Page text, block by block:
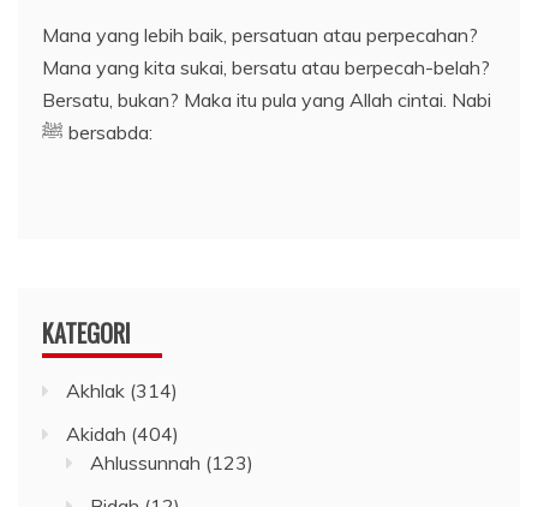
Mana yang lebih baik, persatuan atau perpecahan?
Mana yang kita sukai, bersatu atau berpecah-belah?
Bersatu, bukan? Maka itu pula yang Allah cintai. Nabi
ﷺ bersabda:
KATEGORI
Akhlak (314)
Akidah (404)
Ahlussunnah (123)